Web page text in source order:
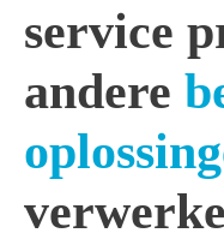
service
andere